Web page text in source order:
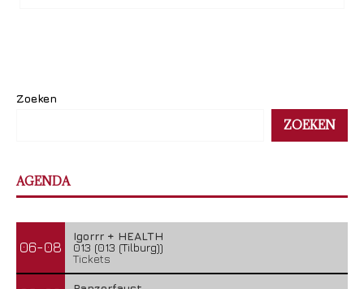
Zoeken
ZOEKEN
AGENDA
06-08
Igorrr + HEALTH
013 (013 (Tilburg))
Tickets